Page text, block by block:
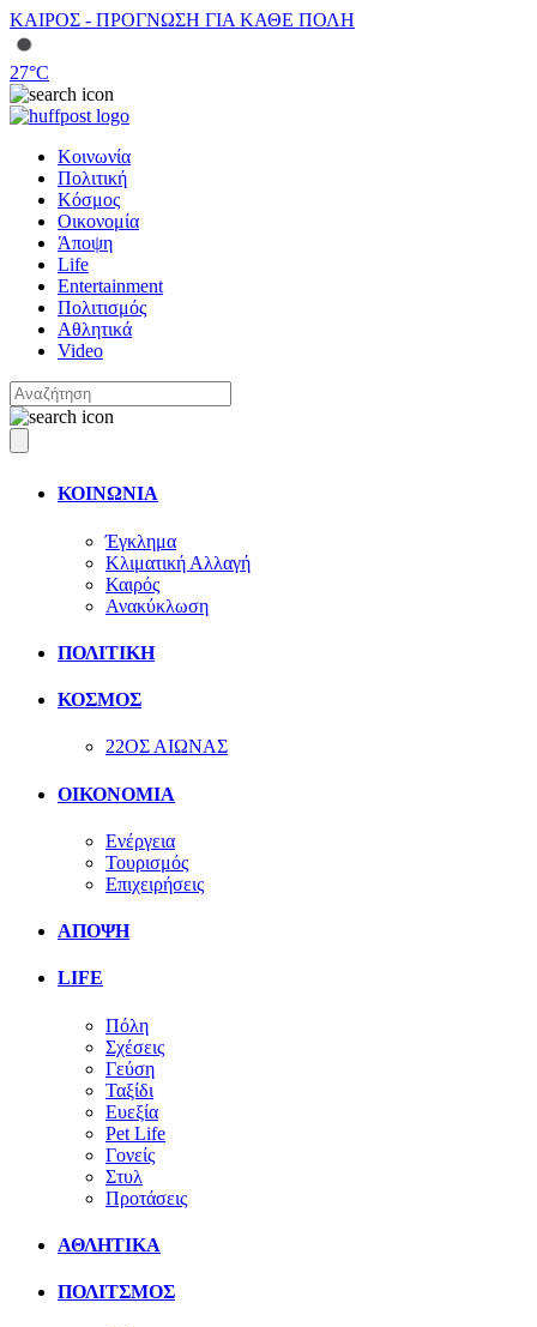
ΚΑΙΡΟΣ - ΠΡΟΓΝΩΣΗ ΓΙΑ ΚΑΘΕ ΠΟΛΗ
27°C
Κοινωνία
Πολιτική
Κόσμος
Οικονομία
Άποψη
Life
Entertainment
Πολιτισμός
Αθλητικά
Video
ΚΟΙΝΩΝΙΑ
Έγκλημα
Κλιματική Αλλαγή
Καιρός
Ανακύκλωση
ΠΟΛΙΤΙΚΗ
ΚΟΣΜΟΣ
22ΟΣ ΑΙΩΝΑΣ
ΟΙΚΟΝΟΜΙΑ
Ενέργεια
Τουρισμός
Επιχειρήσεις
ΑΠΟΨΗ
LIFE
Πόλη
Σχέσεις
Γεύση
Ταξίδι
Ευεξία
Pet Life
Γονείς
Στυλ
Προτάσεις
ΑΘΛΗΤΙΚΑ
ΠΟΛΙΤΣΜΟΣ